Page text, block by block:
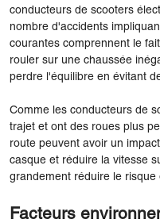
conducteurs de scooters
nombre d'accidents
courantes comprennent le
rouler sur une chaussée
perdre l'équilibre en évitant
Comme les conducteurs de
trajet et ont des roues plus
route peuvent avoir un
casque et réduire la vitesse
grandement réduire le risque
Facteurs